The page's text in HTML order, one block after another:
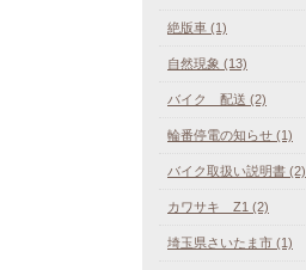
絶版車 (1)
自然現象 (13)
バイク 配送 (2)
輪番停電の知らせ (1)
バイク取扱い説明書 (2)
カワサキ Z1 (2)
埼玉県さいたま市 (1)